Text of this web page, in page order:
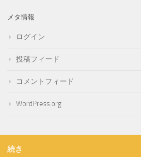
メタ情報
ログイン
投稿フィード
コメントフィード
WordPress.org
続き